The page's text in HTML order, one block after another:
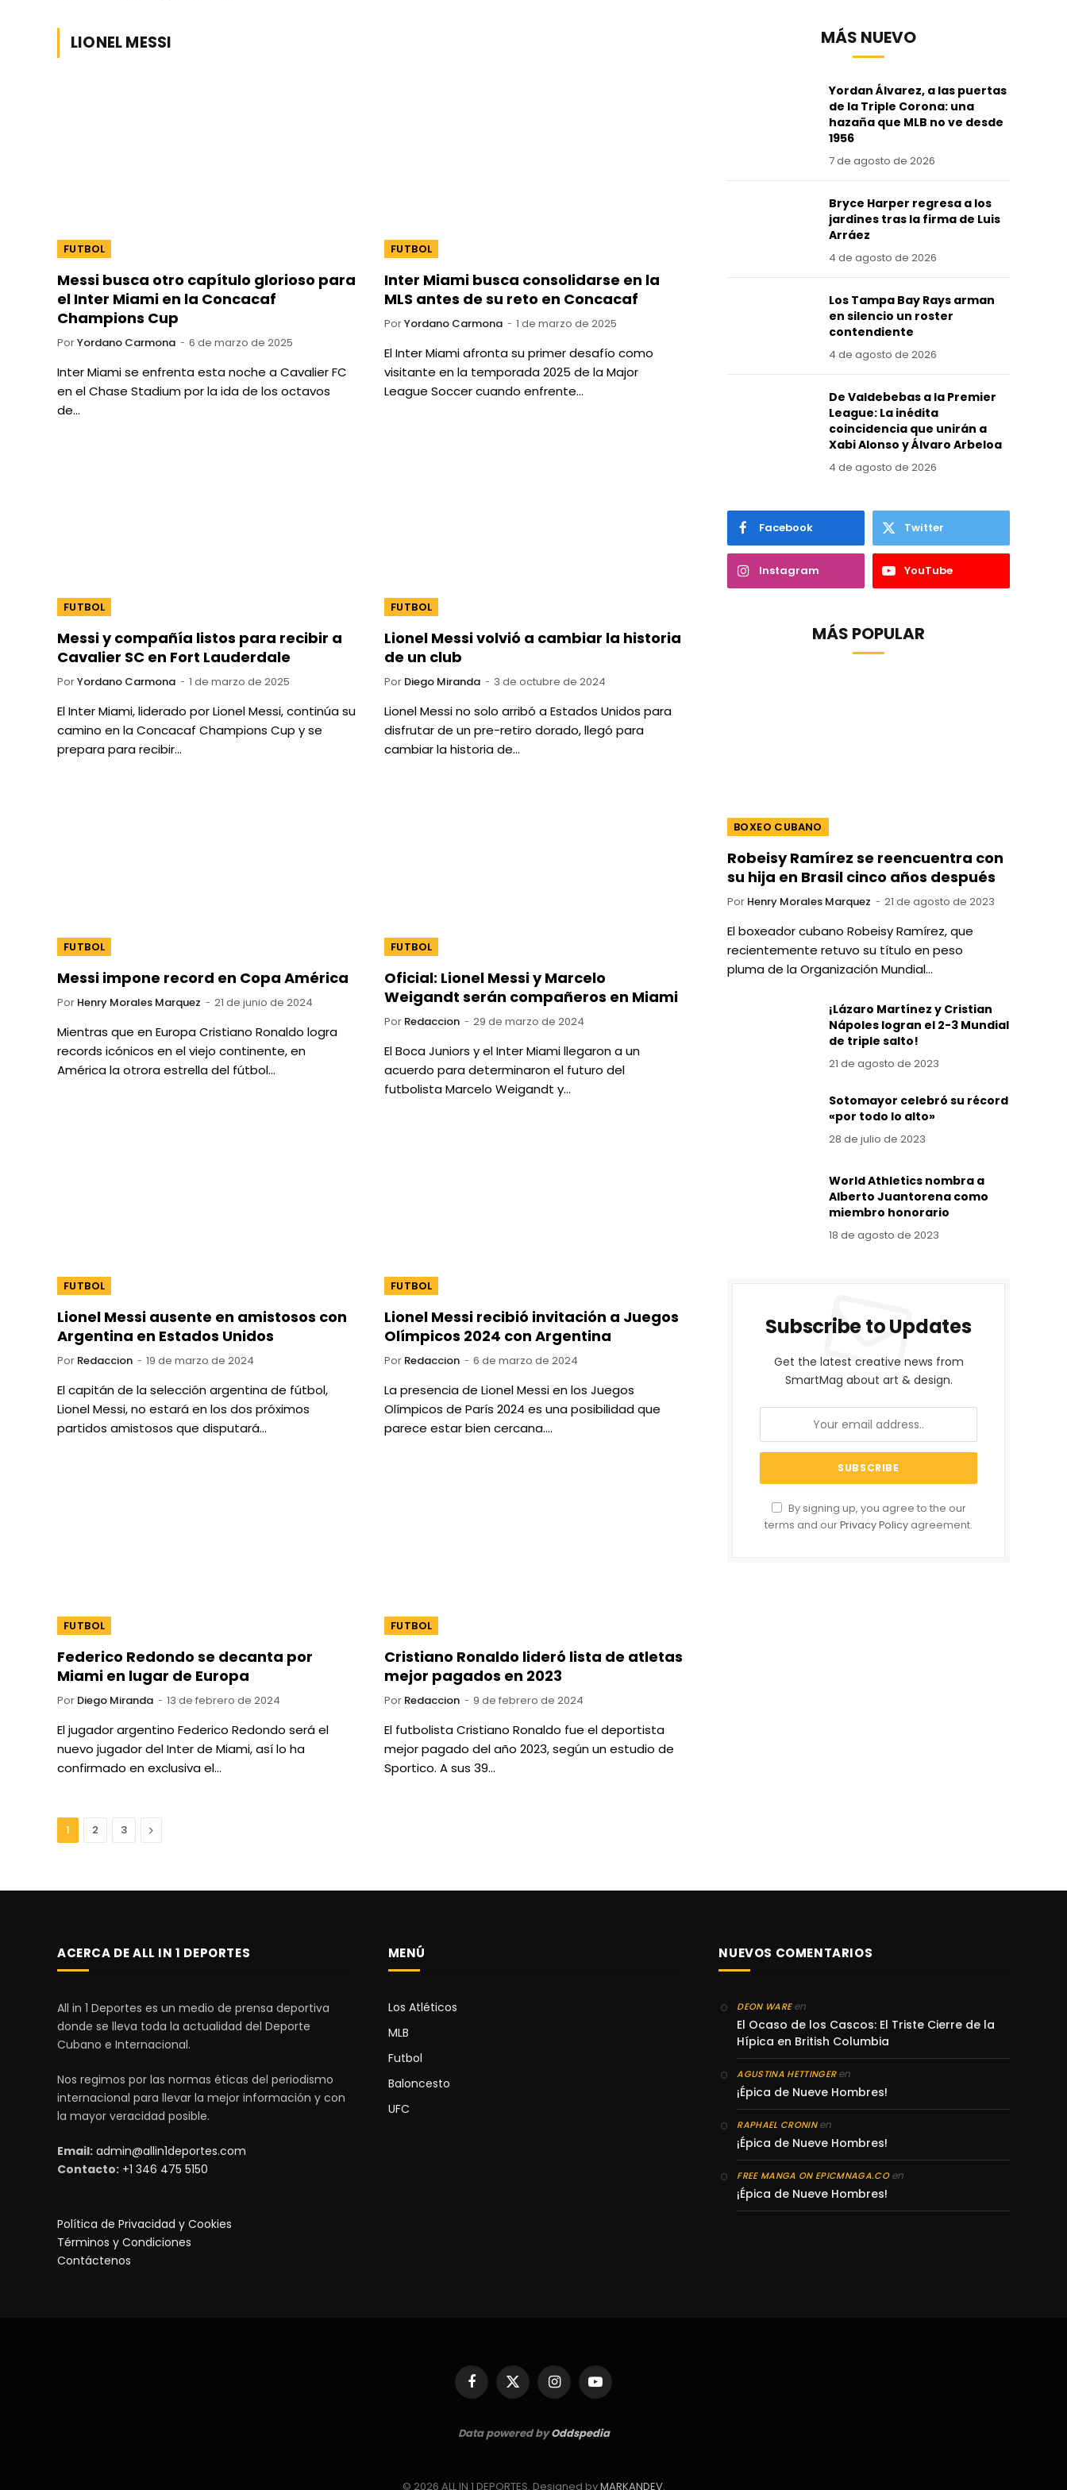
LIONEL MESSI
FUTBOL
Messi busca otro capítulo glorioso para
el Inter Miami en la Concacaf
Champions Cup
PorYordano Carmona 6 de marzo de 2025
Inter Miami se enfrenta esta noche a Cavalier FC
en el Chase Stadium por la ida de los octavos
de…
FUTBOL
Inter Miami busca consolidarse en la
MLS antes de su reto en Concacaf
PorYordano Carmona 1 de marzo de 2025
El Inter Miami afronta su primer desafío como
visitante en la temporada 2025 de la Major
League Soccer cuando enfrente…
FUTBOL
Messi y compañía listos para recibir a
Cavalier SC en Fort Lauderdale
PorYordano Carmona 1 de marzo de 2025
El Inter Miami, liderado por Lionel Messi, continúa su
camino en la Concacaf Champions Cup y se
prepara para recibir…
FUTBOL
Lionel Messi volvió a cambiar la historia
de un club
Por Diego Miranda 3 de octubre de 2024
Lionel Messi no solo arribó a Estados Unidos para
disfrutar de un pre-retiro dorado, llegó para
cambiar la historia de…
FUTBOL
Messi impone record en Copa América
Por Henry Morales Marquez 21 de junio de 2024
Mientras que en Europa Cristiano Ronaldo logra
records icónicos en el viejo continente, en
América la otrora estrella del fútbol…
FUTBOL
Oficial: Lionel Messi y Marcelo
Weigandt serán compañeros en Miami
Por Redaccion 29 de marzo de 2024
El Boca Juniors y el Inter Miami llegaron a un
acuerdo para determinaron el futuro del
futbolista Marcelo Weigandt y…
FUTBOL
Lionel Messi ausente en amistosos con
Argentina en Estados Unidos
Por Redaccion 19 de marzo de 2024
El capitán de la selección argentina de fútbol,
Lionel Messi, no estará en los dos próximos
partidos amistosos que disputará…
FUTBOL
Lionel Messi recibió invitación a Juegos
Olímpicos 2024 con Argentina
Por Redaccion 6 de marzo de 2024
La presencia de Lionel Messi en los Juegos
Olímpicos de París 2024 es una posibilidad que
parece estar bien cercana.…
FUTBOL
Federico Redondo se decanta por
Miami en lugar de Europa
Por Diego Miranda 13 de febrero de 2024
El jugador argentino Federico Redondo será el
nuevo jugador del Inter de Miami, así lo ha
confirmado en exclusiva el…
FUTBOL
Cristiano Ronaldo lideró lista de atletas
mejor pagados en 2023
Por Redaccion 9 de febrero de 2024
El futbolista Cristiano Ronaldo fue el deportista
mejor pagado del año 2023, según un estudio de
Sportico. A sus 39…
1 2 3 Next
MÁS NUEVO
Yordan Álvarez, a las puertas
de la Triple Corona: una
hazaña que MLB no ve desde
1956
7 de agosto de 2026
Bryce Harper regresa a los
jardines tras la firma de Luis
Arráez
4 de agosto de 2026
Los Tampa Bay Rays arman
en silencio un roster
contendiente
4 de agosto de 2026
De Valdebebas a la Premier
League: La inédita
coincidencia que unirán a
Xabi Alonso y Álvaro Arbeloa
4 de agosto de 2026
Facebook Twitter
Instagram YouTube
MÁS POPULAR
BOXEO CUBANO
Robeisy Ramírez se reencuentra con
su hija en Brasil cinco años después
Por Henry Morales Marquez 21 de agosto de 2023
El boxeador cubano Robeisy Ramírez, que
recientemente retuvo su título en peso
pluma de la Organización Mundial…
¡Lázaro Martínez y Cristian
Nápoles logran el 2-3 Mundial
de triple salto!
21 de agosto de 2023
Sotomayor celebró su récord
«por todo lo alto»
28 de julio de 2023
World Athletics nombra a
Alberto Juantorena como
miembro honorario
18 de agosto de 2023
Subscribe to Updates
Get the latest creative news from
SmartMag about art & design.
By signing up, you agree to the our
terms and ourPrivacy Policy agreement.
ACERCA DE ALL IN 1 DEPORTES
All in 1 Deportes es un medio de prensa deportiva
donde se lleva toda la actualidad del Deporte
Cubano e Internacional.
Nos regimos por las normas éticas del periodismo
internacional para llevar la mejor información y con
la mayor veracidad posible.
Email: admin@allin1deportes.com
Contacto: +1 346 475 5150
Política de Privacidad y Cookies
Términos y Condiciones
Contáctenos
MENÚ
Los Atléticos
MLB
Futbol
Baloncesto
UFC
NUEVOS COMENTARIOS
DEON WAREen
El Ocaso de los Cascos: El Triste Cierre de la
Hípica en British Columbia
AGUSTINA HETTINGERen
¡Épica de Nueve Hombres!
RAPHAEL CRONINen
¡Épica de Nueve Hombres!
FREE MANGA ON EPICMNAGA.COen
¡Épica de Nueve Hombres!
Facebook
X
(Twitter)
InstagramYouTube
Data powered byOddspedia
© 2026 ALL IN 1 DEPORTES. Designed byMARKANDEV.